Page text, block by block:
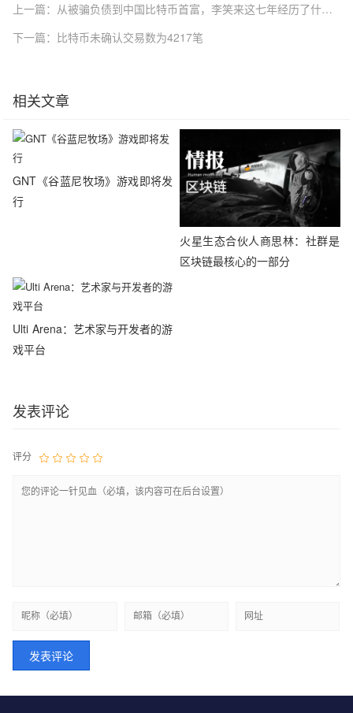
上一篇：从被骗负债到中国比特币首富，李笑来这七年经历了什么？
下一篇：比特币未确认交易数为4217笔
相关文章
GNT《谷蓝尼牧场》游戏即将发
行
火星生态合伙人商思林：社群是
区块链最核心的一部分
Ulti Arena：艺术家与开发者的游
戏平台
发表评论
评分